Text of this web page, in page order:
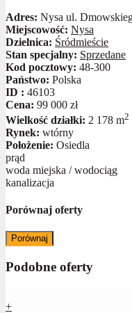
Adres: Nysa ul.
Miejscowość: Nysa
Dzielnica: Śródmieście
Stan specjalny: Sprzedane
Kod pocztowy: 48-300
Państwo: Polska
ID : 46103
Cena: 99 000 zł
Wielkość działki: 2 178 m2
Rynek: wtórny
Położenie: Osiedla
prąd
woda miejska / wodociąg
kanalizacja
Porównaj oferty
Porównaj
Podobne oferty
+